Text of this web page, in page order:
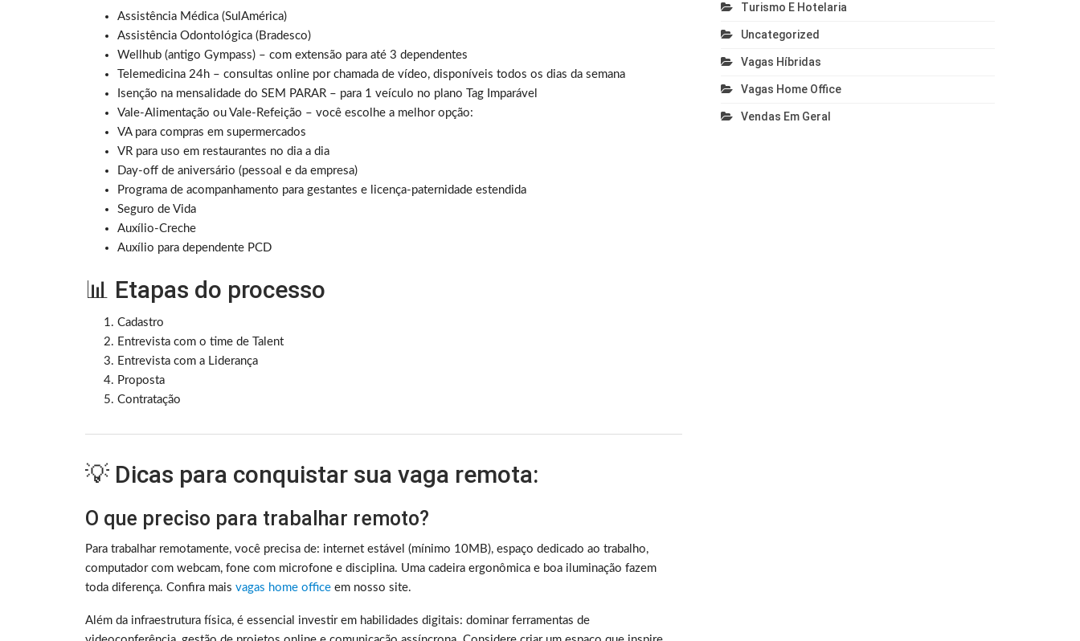
Assistência Médica (SulAmérica)
Assistência Odontológica (Bradesco)
Wellhub (antigo Gympass) – com extensão para até 3 dependentes
Telemedicina 24h – consultas online por chamada de vídeo, disponíveis todos os dias da semana
Isenção na mensalidade do SEM PARAR – para 1 veículo no plano Tag Imparável
Vale-Alimentação ou Vale-Refeição – você escolhe a melhor opção:
VA para compras em supermercados
VR para uso em restaurantes no dia a dia
Day-off de aniversário (pessoal e da empresa)
Programa de acompanhamento para gestantes e licença-paternidade estendida
Seguro de Vida
Auxílio-Creche
Auxílio para dependente PCD
📊 Etapas do processo
Cadastro
Entrevista com o time de Talent
Entrevista com a Liderança
Proposta
Contratação
💡 Dicas para conquistar sua vaga remota:
O que preciso para trabalhar remoto?
Para trabalhar remotamente, você precisa de: internet estável (mínimo 10MB), espaço dedicado ao trabalho,
computador com webcam, fone com microfone e disciplina. Uma cadeira ergonômica e boa iluminação fazem
toda diferença. Confira mais vagas home office em nosso site.
Além da infraestrutura física, é essencial investir em habilidades digitais: dominar ferramentas de
Turismo E Hotelaria
Uncategorized
Vagas Híbridas
Vagas Home Office
Vendas Em Geral